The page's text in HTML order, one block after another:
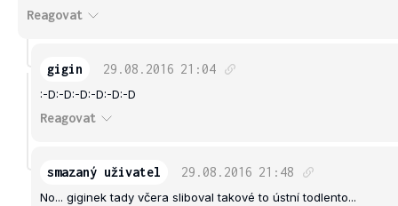
Reagovat
gigin 29.08.2016 21:04
:-D:-D:-D:-D:-D:-D
Reagovat
smazaný uživatel 29.08.2016 21:48
No... giginek tady včera sliboval takové to ústní todlento...